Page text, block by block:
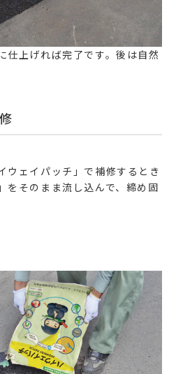
上げれば完了です。後は自然
ウェイパッチ」で補修するとき
をそのまま流し込んで、締め固